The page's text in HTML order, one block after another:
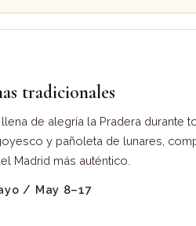
tradicionales
de alegría la Pradera durante
y pañoleta de lunares,
Madrid más auténtico.
/ May 8–17